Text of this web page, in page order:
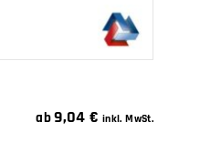
ab9,04€ inkl. MwSt.